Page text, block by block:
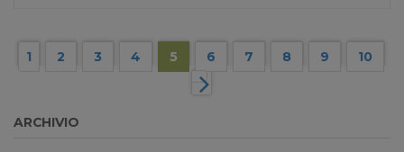
1 2 3 4 5 6 7 8 9 10
ARCHIVIO